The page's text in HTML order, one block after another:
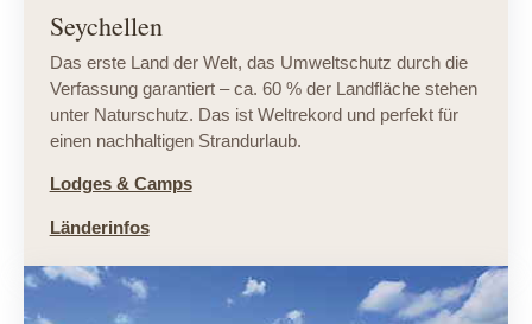
Seychellen
Das erste Land der Welt, das Umweltschutz durch die
Verfassung garantiert – ca. 60 % der Landfläche stehen
unter Naturschutz. Das ist Weltrekord und perfekt für
einen nachhaltigen Strandurlaub.
Lodges & Camps
Länderinfos